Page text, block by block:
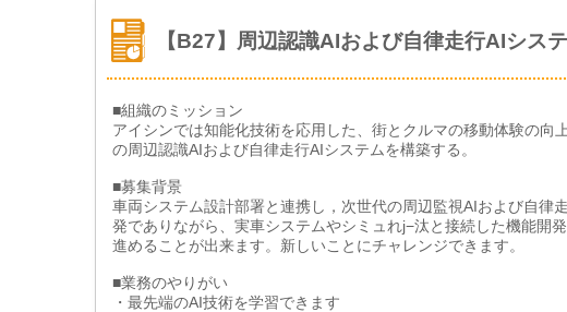
【B27】周辺認識AIおよび自律走行AIシス
■組織のミッション
アイシンでは知能化技術を応用した、街とクルマの移動体験の
の周辺認識AIおよび自律走行AIシステムを構築する。
■募集背景
車両システム設計部署と連携し，次世代の周辺監視AIおよび自律
発でありながら、実車システムやシミュれj−汰と接続した機能開
進めることが出来ます。新しいことにチャレンジできます。
■業務のやりがい
・最先端のAI技術を学習できます